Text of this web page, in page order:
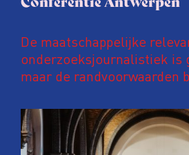
De maatschappelijke
onderzoeksjournalistiek is
maar de randvoorwaarden
kwetsbaar. Tijdens de
Conferentie duiken we in
ongemakkelijke
en urgente blik op de staat